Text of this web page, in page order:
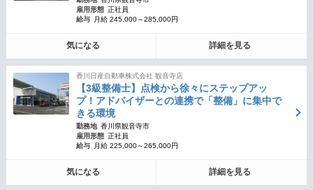
雇用形態 正社員
給与
月給 245,000～285,000円
気になる 詳細を見る
香川日産自動車株式会社 観音寺店
【3級整備士】点検から徐々にステップアッ
プ！アドバイザーとの連携で「整備」に集中で
きる環境
勤務地 香川県観音寺市
雇用形態 正社員
給与
月給 225,000～265,000円
気になる 詳細を見る